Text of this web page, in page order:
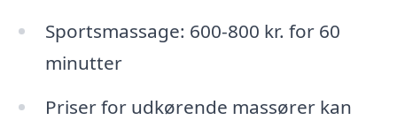
Sportsmassage: 600-800 kr. for 60
minutter
Priser for udkørende massører kan